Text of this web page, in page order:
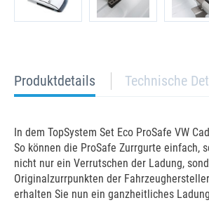
current
tab:
Produktdetails Technische
In dem TopSystem Set Eco ProSafe VW
So können die ProSafe Zurrgurte einfach,
nicht nur ein Verrutschen der Ladung,
Originalzurrpunkten der
erhalten Sie nun ein ganzheitliches